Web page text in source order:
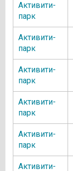
Активити-
парк
Активити-
парк
Активити-
парк
Активити-
парк
Активити-
парк
Активити-